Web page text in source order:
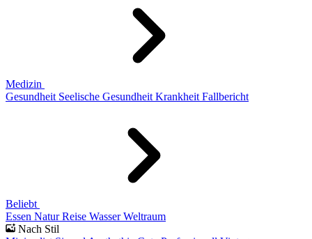
Medizin
Gesundheit Seelische Gesundheit Krankheit Fallbericht
Beliebt
Essen Natur Reise Wasser Weltraum
Nach Stil